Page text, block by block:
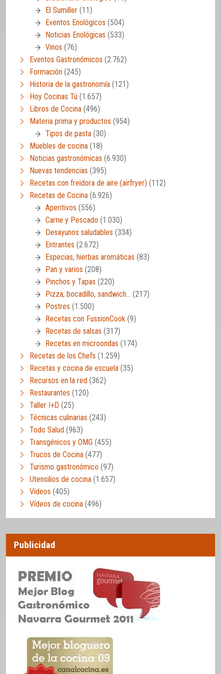
El Sumiller (11)
Eventos Enológicos (504)
Noticias Enológicas (533)
Vinos (76)
Eventos Gastronómicos (2.762)
Formación (245)
Historia de la gastronomía (121)
Hoy Cocinas Tú (1.657)
Libros de Cocina (496)
Materia prima y productos (954)
Tipos de pasta (30)
Muebles de cocina (18)
Noticias gastronómicas (6.930)
Nuevas tendencias (395)
Recetas con freidora de aire (airfryer) (112)
Recetas de Cocina (6.926)
Aperitivos (556)
Carne y Pescado (1.030)
Desayunos saludables (334)
Entrantes (2.672)
Especias, hierbas aromáticas (83)
Pan y varios (208)
Pinchos y Tapas (220)
Pizza, bocadillo, sandwich… (217)
Postres (1.500)
Recetas con FussionCook (9)
Recetas de salsas (317)
Recetas en microondas (174)
Recetas de los Chefs (1.259)
Recetas y cocina de escuela (35)
Recursos en la red (362)
Restaurantes (120)
Taller I+D (25)
Técnicas culinarias (243)
Todo Salud (963)
Transgénicos y OMG (455)
Trucos de Cocina (477)
Turismo gastronómico (97)
Utensilios de cocina (1.657)
Vídeos (405)
Vídeos de cocina (496)
Publicidad